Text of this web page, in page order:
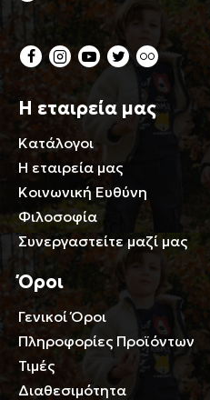
Η εταιρεία μας
Κατάλογοι
Η εταιρεία μας
Κοινωνική Ευθύνη
Φιλοσοφία
Συνεργαστείτε μαζί μας
Όροι
Γενικοί Όροι
Πληροφορίες Προϊόντων
Τιμές
Διαθεσιμότητα